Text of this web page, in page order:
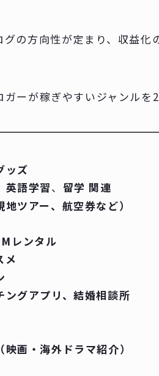
の方向性が定まり、収益化
ガーが稼ぎやすいジャンル
ッズ
英語学習、 留学 関連
ツアー、航空券など）
レンタル
メ
ングアプリ、結婚相談所
画・海外ドラマ紹介）